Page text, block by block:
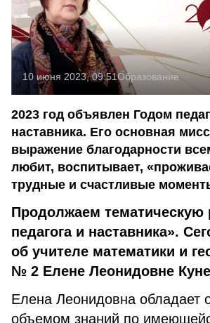
10 июня 2023, 09:51Образование
2023 год объявлен Годом
наставника. Его основная
выражение благодарности
любит, воспитывает,
трудные и счастливые
Продолжаем тематическую
педагога и наставника».
об учителе математики и
№ 2 Елене Леонидовне
Елена Леонидовна обладает
объемом знаний по